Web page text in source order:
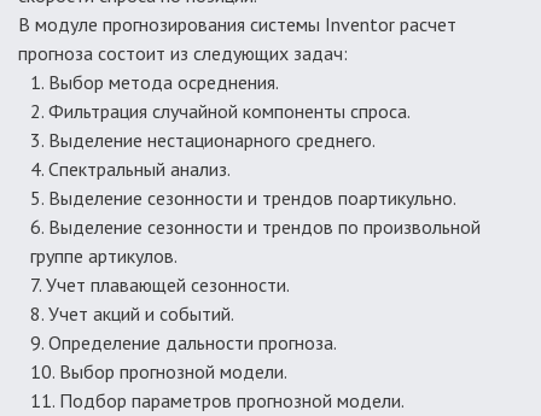
В модуле прогнозирования системы Inventor расчет
прогноза состоит из следующих задач:
Выбор метода осреднения.
Фильтрация случайной компоненты спроса.
Выделение нестационарного среднего.
Спектральный анализ.
Выделение сезонности и трендов поартикульно.
Выделение сезонности и трендов по произвольной
группе артикулов.
Учет плавающей сезонности.
Учет акций и событий.
Определение дальности прогноза.
Выбор прогнозной модели.
Подбор параметров прогнозной модели.